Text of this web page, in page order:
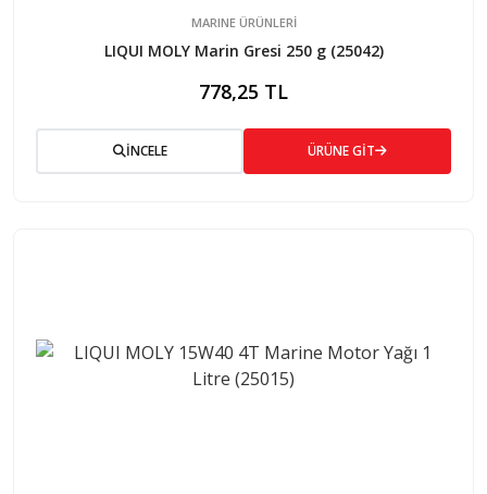
MARINE ÜRÜNLERİ
LIQUI MOLY Marin Gresi 250 g (25042)
778,25 TL
İNCELE ÜRÜNE GİT